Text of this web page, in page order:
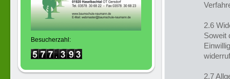
2.6
Soweit
2.7
Besucherzahl: